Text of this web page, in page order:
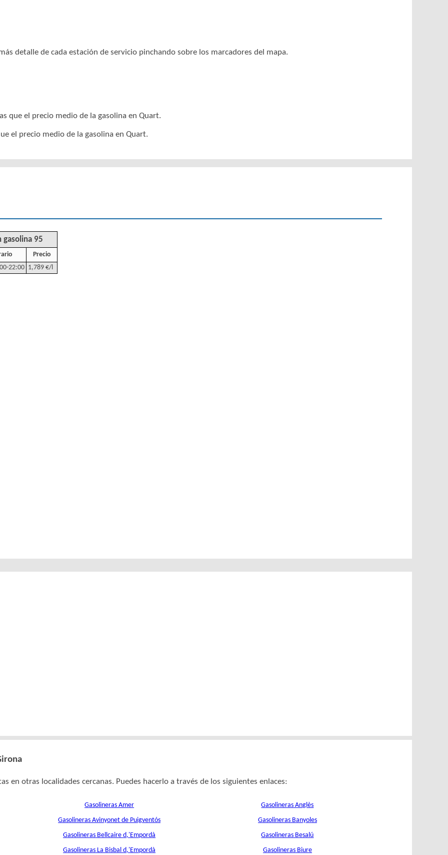
detalle de cada estación de servicio pinchando sobre los marcadores del mapa.
que el precio medio de la gasolina en Quart.
el precio medio de la gasolina en Quart.
gasolina 95
Precio
22:00 1,789 €/l
en otras localidades cercanas. Puedes hacerlo a través de los siguientes enlaces:
Gasolineras Amer Gasolineras Anglès
Gasolineras Avinyonet de Puigventós Gasolineras Banyoles
Gasolineras Bellcaire d,'Empordà Gasolineras Besalú
Gasolineras La Bisbal d,'Empordà Gasolineras Biure